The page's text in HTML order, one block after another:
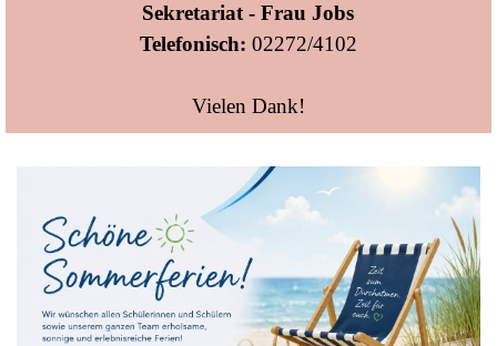
Sekretariat - Frau Jobs
Telefonisch: 02272/4102
Vielen Dank!